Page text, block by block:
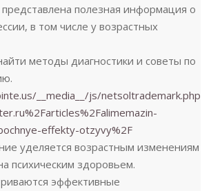
полезная информация о
в том числе у возрастных
методы диагностики и советы по
__media__/js/netsoltrademark.php?
effekty-otzyvy%2F
уделяется возрастным изменениям
психическим здоровьем.
эффективные